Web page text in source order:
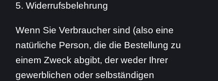
5. Widerrufsbelehrung
Wenn Sie Verbraucher sind (also eine
natürliche Person, die die Bestellung zu
einem Zweck abgibt, der weder Ihrer
gewerblichen oder selbständigen